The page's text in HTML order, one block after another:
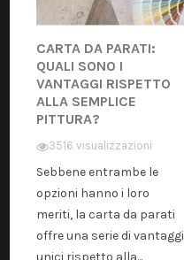
CARTA DA PARATI:
QUALI SONO I
VANTAGGI RISPETTO
ALLA SEMPLICE
PITTURA?
3516 visualizzazioni
Sebbene entrambe le
opzioni hanno i loro
meriti, la carta da parati
offre una serie di vantaggi